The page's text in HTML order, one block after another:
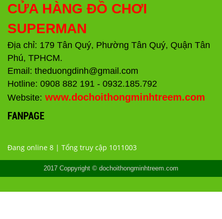
CỬA HÀNG ĐỒ CHƠI
SUPERMAN
Địa chỉ: 179 Tân Quý, Phường Tân Quý, Quận Tân
Phú, TPHCM.
Email: theduongdinh@gmail.com
Hotline: 0908 882 191 - 0932.185.792
Website: www.dochoithongminhtreem.com
FANPAGE
Đang online 8 | Tổng truy cập 1011003
2017 Coppyright © dochoithongminhtreem.com